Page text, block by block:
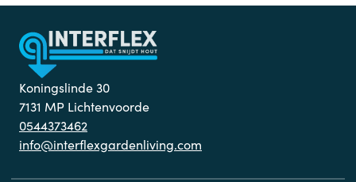
Koningslinde 30
7131 MP Lichtenvoorde
0544373462
info@interflexgardenliving.com